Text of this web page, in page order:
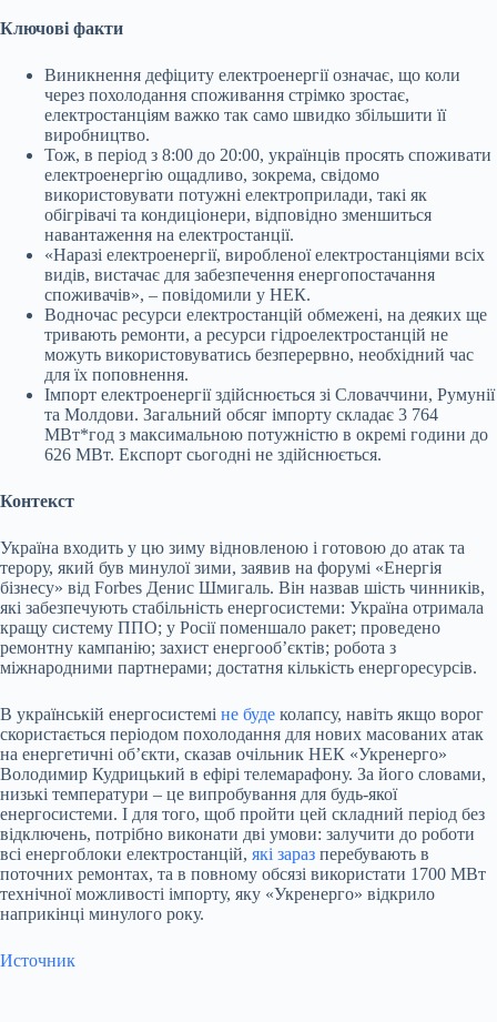
Ключові факти
Виникнення дефіциту електроенергії означає, що коли
через похолодання споживання стрімко зростає,
електростанціям важко так само швидко збільшити її
виробництво.
Тож, в період з 8:00 до 20:00, українців просять споживати
електроенергію ощадливо, зокрема, свідомо
використовувати потужні електроприлади, такі як
обігрівачі та кондиціонери, відповідно зменшиться
навантаження на електростанції.
«Наразі електроенергії, виробленої електростанціями всіх
видів, вистачає для забезпечення енергопостачання
споживачів», – повідомили у НЕК.
Водночас ресурси електростанцій обмежені, на деяких ще
тривають ремонти, а ресурси гідроелектростанцій не
можуть використовуватись безперервно, необхідний час
для їх поповнення.
Імпорт електроенергії здійснюється зі Словаччини, Румунії
та Молдови. Загальний обсяг імпорту складає 3 764
МВт*год з максимальною потужністю в окремі години до
626 МВт. Експорт сьогодні не здійснюється.
Контекст
Україна входить у цю зиму відновленою і готовою до атак та
терору, який був минулої зими, заявив на форумі «Енергія
бізнесу» від Forbes Денис Шмигаль. Він назвав шість чинників,
які забезпечують стабільність енергосистеми: Україна отримала
кращу систему ППО; у Росії поменшало ракет; проведено
ремонтну кампанію; захист енергооб’єктів; робота з
міжнародними партнерами; достатня кількість енергоресурсів.
В українській енергосистемі не буде колапсу, навіть якщо ворог
скористається періодом похолодання для нових масованих атак
на енергетичні об’єкти, сказав очільник НЕК «Укренерго»
Володимир Кудрицький в ефірі телемарафону. За його словами,
низькі температури – це випробування для будь-якої
енергосистеми. І для того, щоб пройти цей складний період без
відключень, потрібно виконати дві умови: залучити до роботи
всі енергоблоки електростанцій, які зараз перебувають в
поточних ремонтах, та в повному обсязі використати 1700 МВт
технічної можливості імпорту, яку «Укренерго» відкрило
наприкінці минулого року.
Источник